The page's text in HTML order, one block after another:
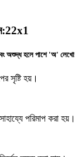
:22x1
অশুদ্ধ হলে পাশে 'অ' লেখো
সৃষ্টি হয়।
পরিমাপ করা হয়।